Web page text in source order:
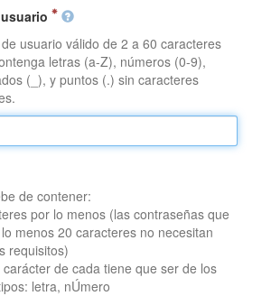
usuario
usuario válido de 2 a 60 caracteres
letras (a-Z), números (0-9),
(_), y puntos (.) sin caracteres
de contener:
por lo menos (las contraseñas que
menos 20 caracteres no necesitan
requisitos)
de cada tiene que ser de los
letra, nÚmero